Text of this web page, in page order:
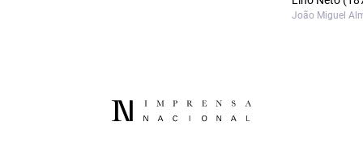
João Miguel